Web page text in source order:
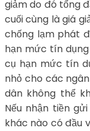
giảm do đó tổng
cuối cùng là giá
chống lạm phát
hạn mức tín
cụ hạn mức tín
nhỏ cho các
dân không thể
Nếu nhận tiền
khác nào có đầu